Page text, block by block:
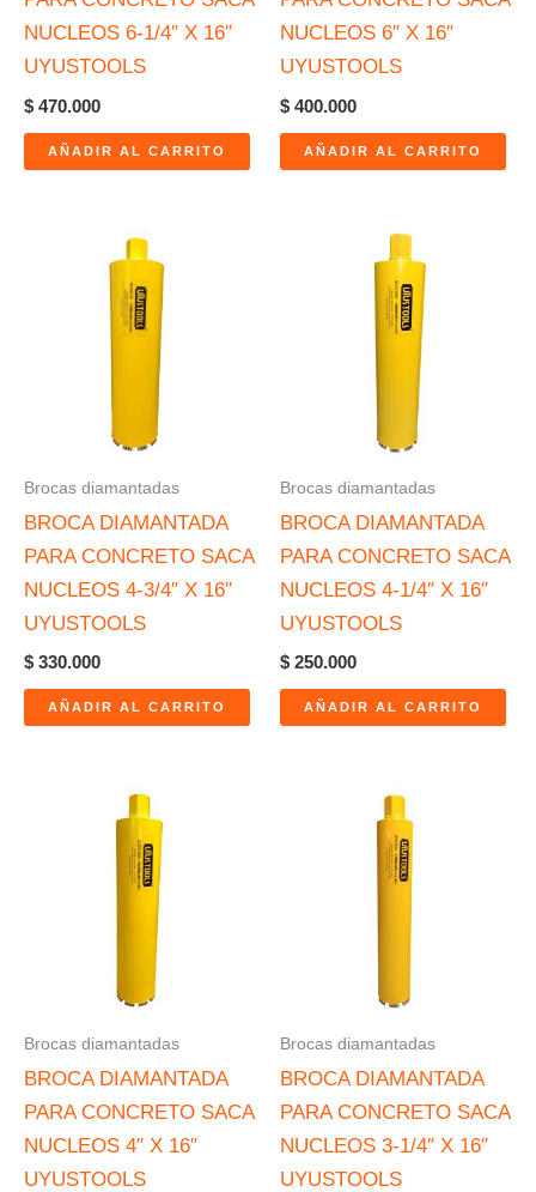
NUCLEOS 6-1/4″ X 16″
UYUSTOOLS
$ 470.000
AÑADIR AL CARRITO
NUCLEOS 6″ X 16″
UYUSTOOLS
$ 400.000
AÑADIR AL CARRITO
Brocas diamantadas
BROCA DIAMANTADA
PARA CONCRETO SACA
NUCLEOS 4-3/4″ X 16″
UYUSTOOLS
$ 330.000
AÑADIR AL CARRITO
Brocas diamantadas
BROCA DIAMANTADA
PARA CONCRETO SACA
NUCLEOS 4-1/4″ X 16″
UYUSTOOLS
$ 250.000
AÑADIR AL CARRITO
Brocas diamantadas
BROCA DIAMANTADA
PARA CONCRETO SACA
NUCLEOS 4″ X 16″
UYUSTOOLS
Brocas diamantadas
BROCA DIAMANTADA
PARA CONCRETO SACA
NUCLEOS 3-1/4″ X 16″
UYUSTOOLS